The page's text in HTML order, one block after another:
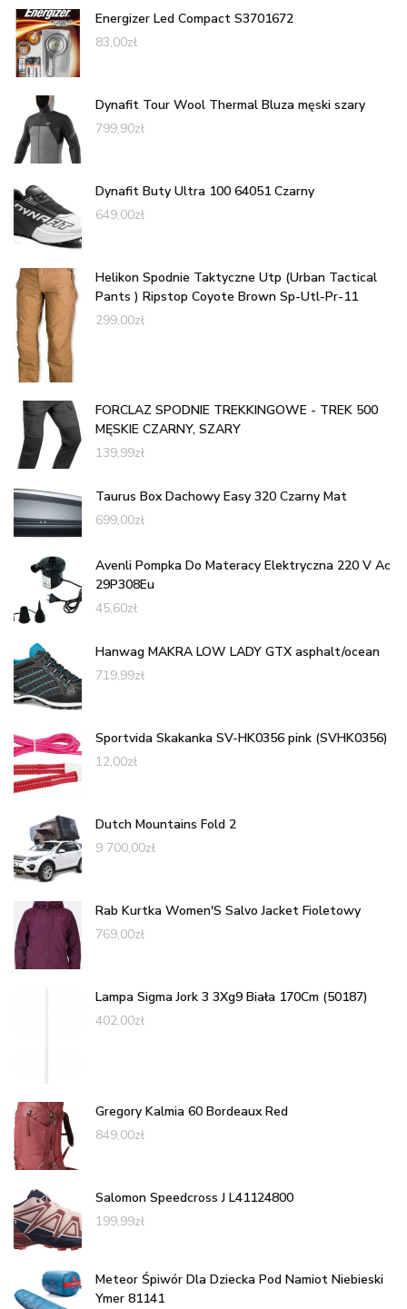
Energizer Led Compact S3701672
83,00zł
Dynafit Tour Wool Thermal Bluza męski szary
799,90zł
Dynafit Buty Ultra 100 64051 Czarny
649,00zł
Helikon Spodnie Taktyczne Utp (Urban Tactical
Pants ) Ripstop Coyote Brown Sp-Utl-Pr-11
299,00zł
FORCLAZ SPODNIE TREKKINGOWE - TREK 500
MĘSKIE CZARNY, SZARY
139,99zł
Taurus Box Dachowy Easy 320 Czarny Mat
699,00zł
Avenli Pompka Do Materacy Elektryczna 220 V Ac
29P308Eu
45,60zł
Hanwag MAKRA LOW LADY GTX asphalt/ocean
719,99zł
Sportvida Skakanka SV-HK0356 pink (SVHK0356)
12,00zł
Dutch Mountains Fold 2
9 700,00zł
Rab Kurtka Women'S Salvo Jacket Fioletowy
769,00zł
Lampa Sigma Jork 3 3Xg9 Biała 170Cm (50187)
402,00zł
Gregory Kalmia 60 Bordeaux Red
849,00zł
Salomon Speedcross J L41124800
199,99zł
Meteor Śpiwór Dla Dziecka Pod Namiot Niebieski
Ymer 81141